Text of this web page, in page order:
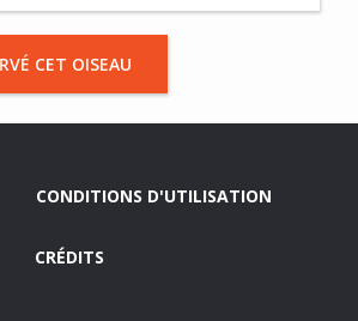
CET OISEAU
CONDITIONS D'UTILISATION
CRÉDITS